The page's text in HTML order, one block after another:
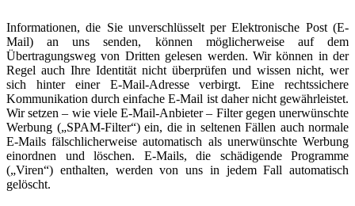
Informationen, die Sie unverschlüsselt per Elektronische Post (E-
Mail) an uns senden, können möglicherweise auf dem
Übertragungsweg von Dritten gelesen werden. Wir können in der
Regel auch Ihre Identität nicht überprüfen und wissen nicht, wer
sich hinter einer E-Mail-Adresse verbirgt. Eine rechtssichere
Kommunikation durch einfache E-Mail ist daher nicht gewährleistet.
Wir setzen – wie viele E-Mail-Anbieter – Filter gegen unerwünschte
Werbung („SPAM-Filter“) ein, die in seltenen Fällen auch normale
E-Mails fälschlicherweise automatisch als unerwünschte Werbung
einordnen und löschen. E-Mails, die schädigende Programme
(„Viren“) enthalten, werden von uns in jedem Fall automatisch
gelöscht.